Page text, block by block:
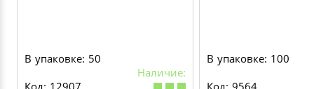
В упаковке: 50
Наличие:
Код: 12907
В упаковке: 100
Код: 9564